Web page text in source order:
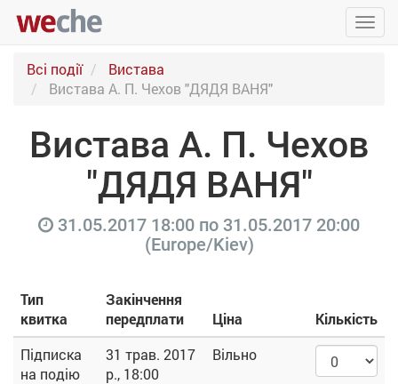
Всі події
Вистава
Вистава А. П. Чехов "ДЯДЯ ВАНЯ"
Вистава А. П. Чехов
"ДЯДЯ ВАНЯ"
31.05.2017 18:00 по 31.05.2017 20:00
(Europe/Kiev)
Тип
квитка
Закінчення
передплати
Ціна
Кількість
Підписка
на подію
31 трав. 2017
р., 18:00
Вільно